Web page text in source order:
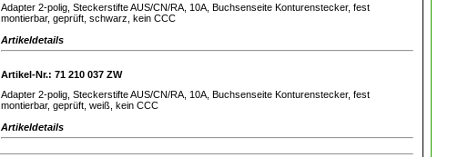
Adapter 2-polig, Steckerstifte AUS/CN/RA, 10A, Buchsenseite Konturenstecker, fest
montierbar, geprüft, schwarz, kein CCC
Artikeldetails
Artikel-Nr.: 71 210 037 ZW
Adapter 2-polig, Steckerstifte AUS/CN/RA, 10A, Buchsenseite Konturenstecker, fest
montierbar, geprüft, weiß, kein CCC
Artikeldetails